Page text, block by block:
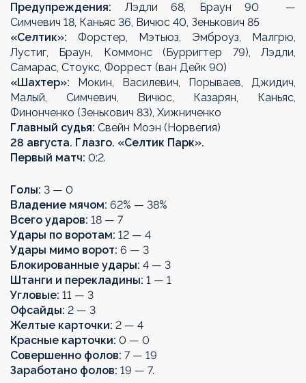
Предупреждения: Лэдли 68, Браун 90 —
Симчевич 18, Каньяс 36, Вичюс 40, Зенькович 85
«Селтик»: Форстер, Мэтьюз, Эмброуз, Малгрю,
Лустиг, Браун, Коммонс (Бурригтер 79), Лэдли,
Самарас, Стоукс, Форрест (ван Дейк 90)
«Шахтер»: Мокин, Василевич, Порываев, Джидич,
Малый, Симчевич, Вичюс, Казарян, Каньяс,
Финонченко (Зенькович 83), Хижниченко
Главный судья: Свейн Моэн (Норвегия)
28 августа. Глазго. «Селтик Парк».
Первый матч: 0:2.
Голы: 3 — 0
Владение мячом: 62% — 38%
Всего ударов: 18 — 7
Удары по воротам: 12 — 4
Удары мимо ворот: 6 — 3
Блокированные удары: 4 — 3
Штанги и перекладины: 1 — 1
Угловые: 11 — 3
Офсайды: 2 — 3
Желтые карточки: 2 — 4
Красные карточки: 0 — 0
Совершенно фолов: 7 — 19
Заработано фолов: 19 — 7.